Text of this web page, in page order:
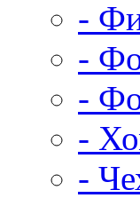
-
-
-
-
-